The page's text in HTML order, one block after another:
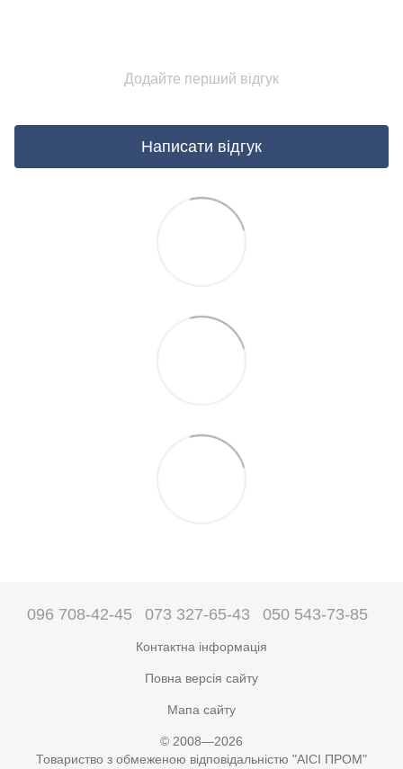
Додайте перший відгук
Написати відгук
096 708-42-45 073 327-65-43 050 543-73-85
Контактна інформація
Повна версія сайту
Мапа сайту
© 2008—2026
Товариство з обмеженою відповідальністю "АІСІ ПРОМ"